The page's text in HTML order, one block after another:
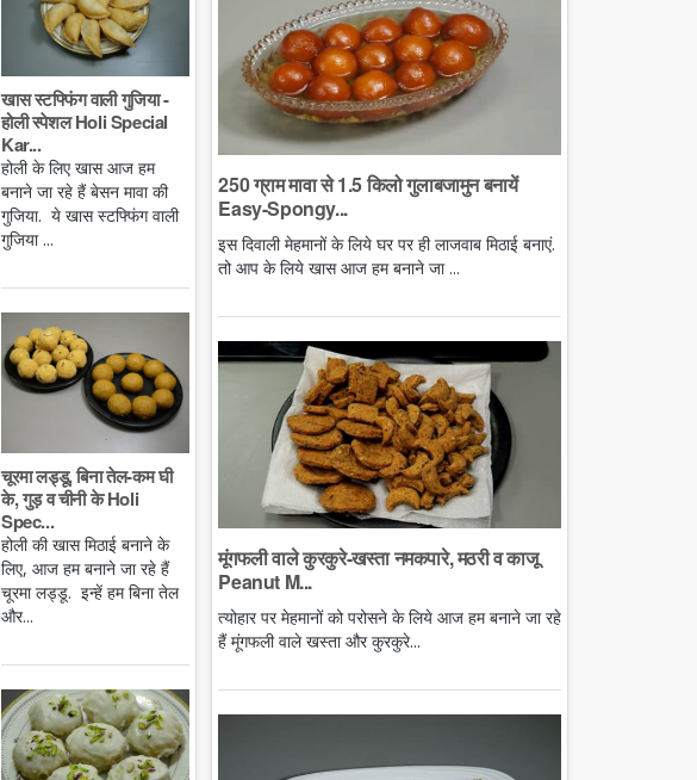
खास स्टफ्फिंग वाली गुजिया -
होली स्पेशल Holi Special
Kar...
होली के लिए खास आज हम
बनाने जा रहे हैं बेसन मावा की
गुजिया. ये खास स्टफ्फिंग वाली
गुजिया ...
चूरमा लड्डू, बिना तेल-कम घी
के, गुड़ व चीनी के Holi
Spec...
होली की खास मिठाई बनाने के
लिए, आज हम बनाने जा रहे हैं
चूरमा लड्डू. इन्हें हम बिना तेल
और...
250 ग्राम मावा से 1.5 किलो गुलाबजामुन बनायें
Easy-Spongy...
इस दिवाली मेहमानों के लिये घर पर ही लाजवाब मिठाई बनाएं.
तो आप के लिये खास आज हम बनाने जा ...
मूंगफली वाले कुरकुरे-खस्ता नमकपारे, मठरी व काजू
Peanut M...
त्योहार पर मेहमानों को परोसने के लिये आज हम बनाने जा रहे
हैं मूंगफली वाले खस्ता और कुरकुरे...